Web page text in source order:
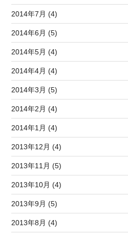
2014年7月 (4)
2014年6月 (5)
2014年5月 (4)
2014年4月 (4)
2014年3月 (5)
2014年2月 (4)
2014年1月 (4)
2013年12月 (4)
2013年11月 (5)
2013年10月 (4)
2013年9月 (5)
2013年8月 (4)